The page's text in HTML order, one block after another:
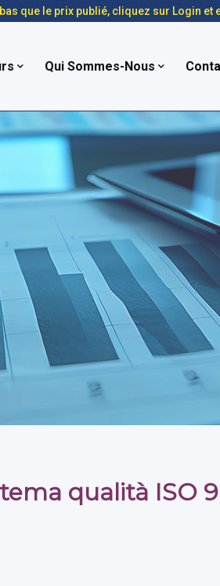
que le prix publié, cliquez sur Login
Qui Sommes-Nous
qualità ISO